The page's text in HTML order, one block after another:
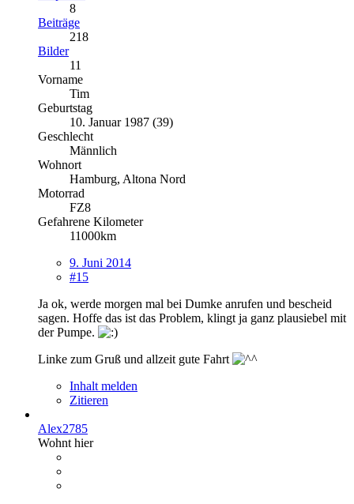
8
Beiträge
218
Bilder
11
Vorname
Tim
Geburtstag
10. Januar 1987 (39)
Geschlecht
Männlich
Wohnort
Hamburg, Altona Nord
Motorrad
FZ8
Gefahrene Kilometer
11000km
9. Juni 2014
#15
Ja ok, werde morgen mal bei Dumke anrufen und bescheid
sagen. Hoffe das ist das Problem, klingt ja ganz plausiebel mit
der Pumpe.
Linke zum Gruß und allzeit gute Fahrt
Inhalt melden
Zitieren
Alex2785
Wohnt hier